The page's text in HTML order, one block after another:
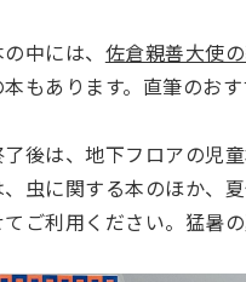
中には、 佐倉親善大使
もあります。直筆のお
後は、地下フロアの児
虫に関する本のほか、
ご利用ください。猛暑